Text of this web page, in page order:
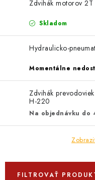
Zdvihák motorov
Skladom
Hydraulicko-
Momentálne
Zdvihák
H-220
Na objednávku do
FILTROVAŤ